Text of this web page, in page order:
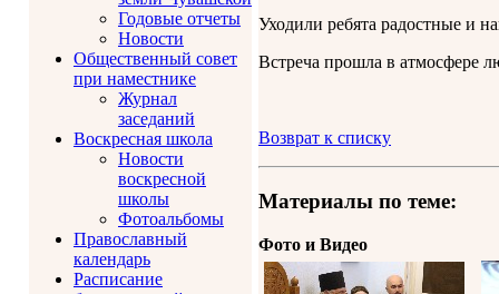
Годовые отчеты
Новости
Общественный совет
при наместнике
Журнал
заседаний
Воскресная школа
Новости
воскресной
школы
Фотоальбомы
Православный
календарь
Расписание
Уходили ребята радостные и
Встреча прошла в атмосфере
Возврат к списку
Материалы по теме:
Фото и Видео